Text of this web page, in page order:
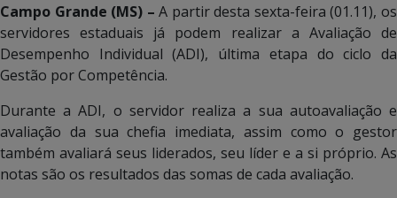
Campo Grande (MS) – A partir desta sexta-feira (01.11), os
servidores estaduais já podem realizar a Avaliação de
Desempenho Individual (ADI), última etapa do ciclo da
Gestão por Competência.
Durante a ADI, o servidor realiza a sua autoavaliação e
avaliação da sua chefia imediata, assim como o gestor
também avaliará seus liderados, seu líder e a si próprio. As
notas são os resultados das somas de cada avaliação.